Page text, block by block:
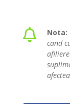
 Nota:
cand